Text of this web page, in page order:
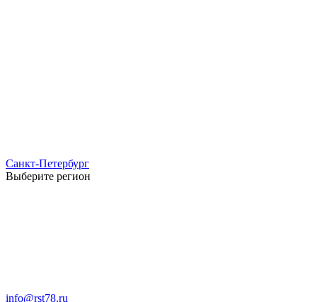
Санкт-Петербург
Выберите регион
info@rst78.ru